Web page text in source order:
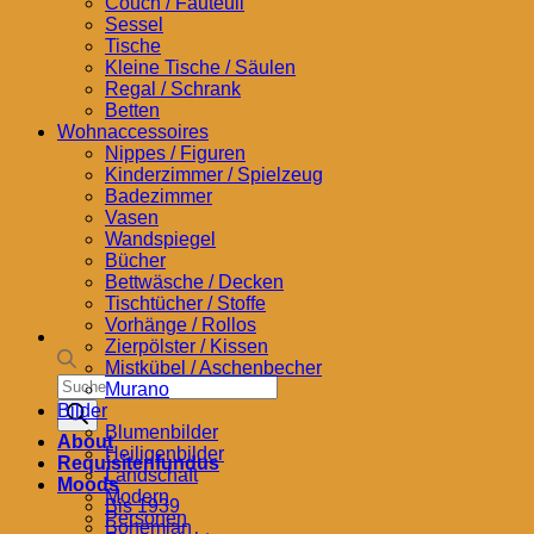
Products
search
About
Requisitenfundus
Moods
Bis 1939
Bohemian
Sessel
Tische
Kleine Tische / Säulen
Regal / Schrank
Betten
Wohnaccessoires
Nippes / Figuren
Kinderzimmer / Spielzeug
Badezimmer
Vasen
Wandspiegel
Bücher
Bettwäsche / Decken
Tischtücher / Stoffe
Vorhänge / Rollos
Zierpölster / Kissen
Mistkübel / Aschenbecher
Murano
Bilder
Blumenbilder
Heiligenbilder
Landschaft
Modern
Personen